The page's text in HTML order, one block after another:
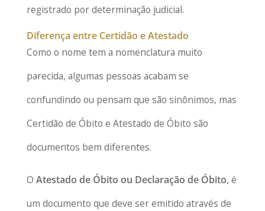
registrado por determinação judicial.
Diferença entre Certidão e Atestado
Como o nome tem a nomenclatura muito
parecida, algumas pessoas acabam se
confundindo ou pensam que são sinônimos, mas
Certidão de Óbito e Atestado de Óbito são
documentos bem diferentes.
O Atestado de Óbito ou Declaração de Óbito, é
um documento que deve ser emitido através de